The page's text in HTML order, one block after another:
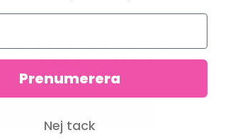
MASKWIRES, OLIKA
2 MM, 100 CM, 12 ST
27.50 SEK
Prenumerera
Nej tack